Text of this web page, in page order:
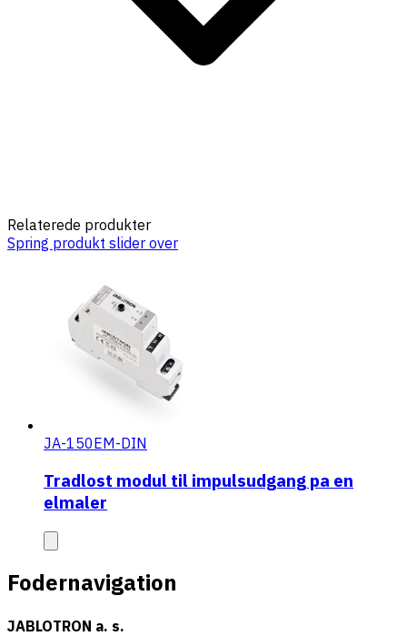
Relaterede produkter
Spring produkt slider over
JA-150EM-DIN
Tradlost modul til impulsudgang pa en
elmaler
Fodernavigation
JABLOTRON a. s.